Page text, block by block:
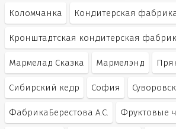
Коломчанка Кондитерская
Кронштадтская кондитерская
Мармелад Сказка Мармелэнд
Сибирский кедр София
ФабрикаБерестова А.С. Фруктовые